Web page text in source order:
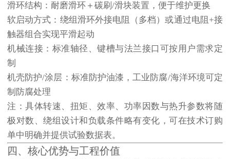
滑环结构： 耐磨滑环＋碳刷/滑块装置 ，便于维护更换
软启动方式： 绕组滑环外接电阻（多档）或通过电阻+接
触器组合实现平滑起动
机械连接：标准轴径、键槽与法兰接口可按用户需求定
制
机壳防护/涂层：标准防护油漆，工业防腐/海洋环境可定
制防腐处理
注：具体转速、扭矩、效率、功率因数与热升参数将随
极对数、绕组设计和负载条件略有变化，可在技术订购
单中明确并提供试验数据表。
四、核心优势与工程价值